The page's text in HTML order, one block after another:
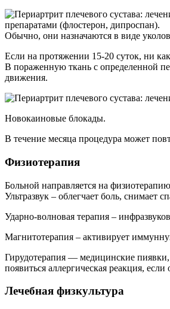
препаратами (флостерон, дипроспан).
Обычно, они назначаются в виде
Если на протяжении 15-20 суток, ни
В пораженную ткань с определенной
движения.
Новокаиновые блокады.
В течение месяца процедура может
Физиотерапия
Больной направляется на
Ультразвук – облегчает боль, снимает
Ударно-волновая терапия –
Магнитотерапия – активирует
Гирудотерапия — медицинские
появиться аллергическая реакция,
Лечебная физкультура